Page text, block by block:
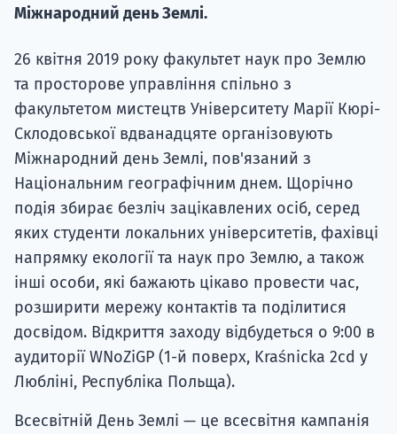
Міжнародний день Землі.
26 квітня 2019 року факультет наук про Землю
та просторове управління спільно з
факультетом мистецтв Університету Марії Кюрі-
Склодовської вдванадцяте організовують
Міжнародний день Землі, пов'язаний з
Національним географічним днем. Щорічно
подія збирає безліч зацікавлених осіб, серед
яких студенти локальних університетів, фахівці
напрямку екології та наук про Землю, а також
інші особи, які бажають цікаво провести час,
розширити мережу контактів та поділитися
досвідом. Відкриття заходу відбудеться о 9:00 в
аудиторії WNoZiGP (1-й поверх, Kraśnicka 2cd у
Любліні, Республіка Польща).
Всесвітній День Землі — це всесвітня кампанія